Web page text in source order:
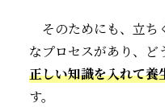
そのためにも、立ち
なプロセスがあり、ど
正しい知識を入れて養
す。